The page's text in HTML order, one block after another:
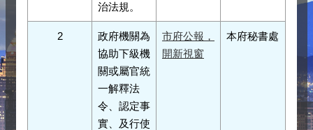
治法規。
2
政府機關為
協助下級機
關或屬官統
一解釋法
令、認定事
實、及行使
市府公報，
開新視窗
本府秘書處